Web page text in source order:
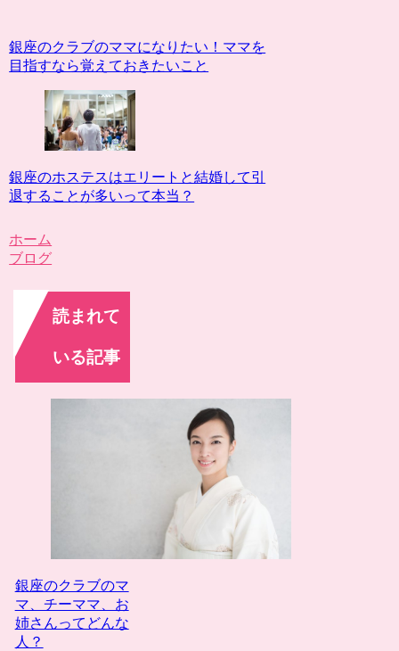
銀座のクラブのママになりたい！ママを
目指すなら覚えておきたいこと
銀座のホステスはエリートと結婚して引
退することが多いって本当？
ホーム
ブログ
読まれて
いる記事
銀座のクラブのマ
マ、チーママ、お
姉さんってどんな
人？